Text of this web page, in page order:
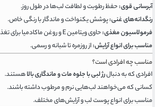
آبرسانی قوی:حفظ رطوبت و لطافت لب‌ها در طول روز.
رنگدانه‌های غنی:پوشش یکنواخت و ماندگار با رنگی خاص.
فرمولاسیون مغذی:حاوی ویتامین E و روغن ماکادمیا برای تغذیه لب‌ها.
مناسب برای انواع آرایش:از روزمره تا شبانه و رسمی.
مناسب چه افرادی است؟
افرادی که به دنبالرژ لبی با جلوه مات و ماندگاری بالاهستند.
کسانی که می‌خواهند لب‌هایی نرم و مرطوب داشته باشند.
مناسب برای انواع پوست لب و آرایش‌های مختلف.